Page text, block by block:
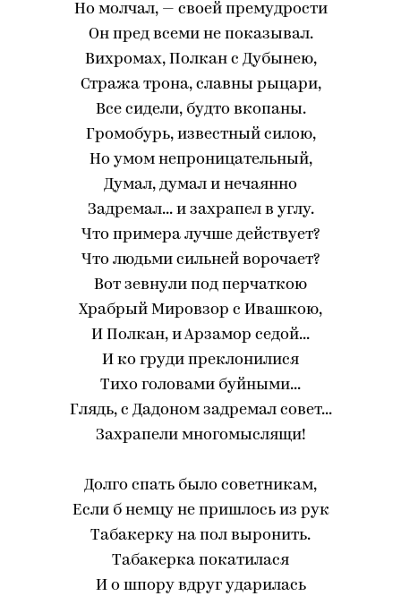
Но молчал, — своей премудрости
Он пред всеми не показывал.
Вихромах, Полкан с Дубынею,
Стража трона, славны рыцари,
Все сидели, будто вкопаны.
Громобурь, известный силою,
Но умом непроницательный,
Думал, думал и нечаянно
Задремал... и захрапел в углу.
Что примера лучше действует?
Что людьми сильней ворочает?
Вот зевнули под перчаткою
Храбрый Мировзор с Ивашкою,
И Полкан, и Арзамор седой...
И ко груди преклонилися
Тихо головами буйными...
Глядь, с Дадоном задремал совет...
Захрапели многомыслящи!
Долго спать было советникам,
Если б немцу не пришлось из рук
Табакерку на пол выронить.
Табакерка покатилася
И о шпору вдруг ударилась